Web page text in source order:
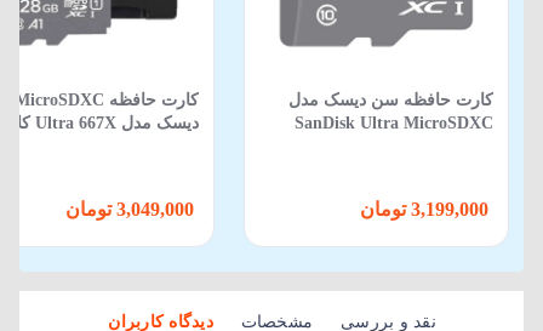
کارت حافظه سن دیسک مدل
SanDisk Ultra MicroSDXC
نقد و بررسی مشخصات دیدگاه کاربران